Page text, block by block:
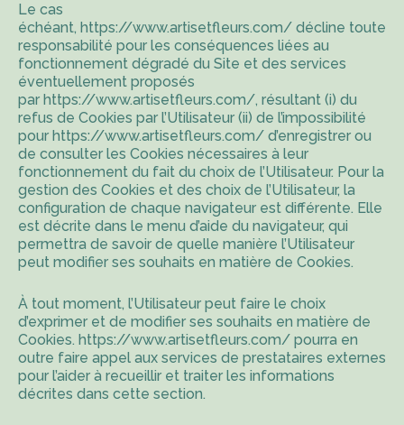
Le cas
échéant, https://www.artisetfleurs.com/ décline toute
responsabilité pour les conséquences liées au
fonctionnement dégradé du Site et des services
éventuellement proposés
par https://www.artisetfleurs.com/, résultant (i) du
refus de Cookies par l’Utilisateur (ii) de l’impossibilité
pour https://www.artisetfleurs.com/ d’enregistrer ou
de consulter les Cookies nécessaires à leur
fonctionnement du fait du choix de l’Utilisateur. Pour la
gestion des Cookies et des choix de l’Utilisateur, la
configuration de chaque navigateur est différente. Elle
est décrite dans le menu d’aide du navigateur, qui
permettra de savoir de quelle manière l’Utilisateur
peut modifier ses souhaits en matière de Cookies.
À tout moment, l’Utilisateur peut faire le choix
d’exprimer et de modifier ses souhaits en matière de
Cookies. https://www.artisetfleurs.com/ pourra en
outre faire appel aux services de prestataires externes
pour l’aider à recueillir et traiter les informations
décrites dans cette section.